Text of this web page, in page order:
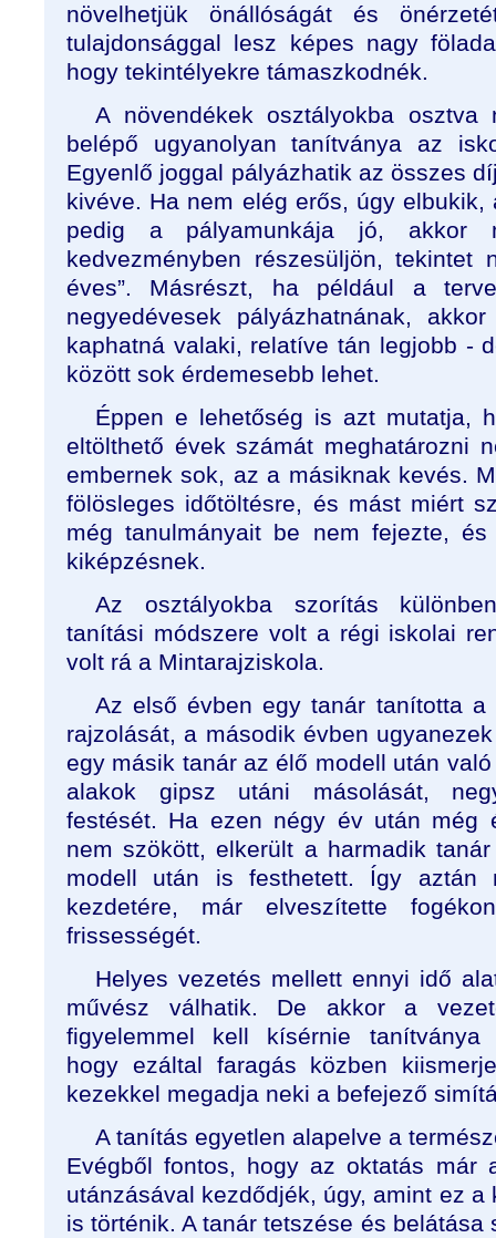
növelhetjük önállóságát és
tulajdonsággal lesz képes nagy
hogy tekintélyekre támaszkodnék.
A növendékek osztályokba osztva
belépő ugyanolyan tanítványa az
Egyenlő joggal pályázhatik az összes
kivéve. Ha nem elég erős, úgy
pedig a pályamunkája jó, akkor
kedvezményben részesüljön, tekintet
éves”. Másrészt, ha például a
negyedévesek pályázhatnának,
kaphatná valaki, relatíve tán legjobb -
között sok érdemesebb lehet.
Éppen e lehetőség is azt mutatja,
eltölthető évek számát meghatározni
embernek sok, az a másiknak kevés.
fölösleges időtöltésre, és mást miért
még tanulmányait be nem fejezte,
kiképzésnek.
Az osztályokba szorítás
tanítási módszere volt a régi iskolai
volt rá a Mintarajziskola.
Az első évben egy tanár tanította
rajzolását, a második évben
egy másik tanár az élő modell után
alakok gipsz utáni másolását,
festését. Ha ezen négy év után még
nem szökött, elkerült a harmadik
modell után is festhetett. Így aztán
kezdetére, már elveszítette
frissességét.
Helyes vezetés mellett ennyi idő
művész válhatik. De akkor a
figyelemmel kell kísérnie tanítványa
hogy ezáltal faragás közben
kezekkel megadja neki a befejező
A tanítás egyetlen alapelve a
Evégből fontos, hogy az oktatás már
utánzásával kezdődjék, úgy, amint ez
is történik. A tanár tetszése és